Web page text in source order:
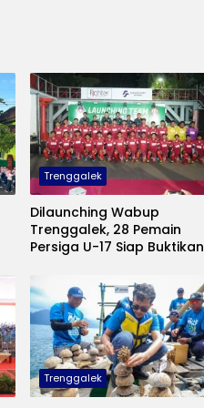
Trenggalek
Dilaunching Wabup
Trenggalek, 28 Pemain
Persiga U-17 Siap Buktikan
Trenggalek